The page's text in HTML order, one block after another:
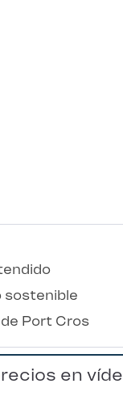
sostenible
Port Cros
en